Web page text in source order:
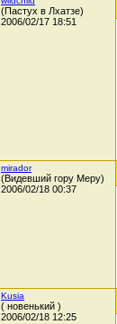
(Пастух в Лхатзе)
2006/02/17 18:51
mirador
(Видевший гору Меру)
2006/02/18 00:37
Kusia
( новенький )
2006/02/18 12:25